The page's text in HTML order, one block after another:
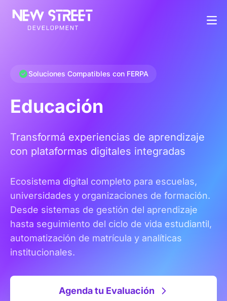
Soluciones Compatibles con FERPA
Educación
Transformá experiencias de aprendizaje
con plataformas digitales integradas
Ecosistema digital completo para escuelas,
universidades y organizaciones de formación.
Desde sistemas de gestión del aprendizaje
hasta seguimiento del ciclo de vida estudiantil,
automatización de matrícula y analíticas
institucionales.
Agenda tu Evaluación